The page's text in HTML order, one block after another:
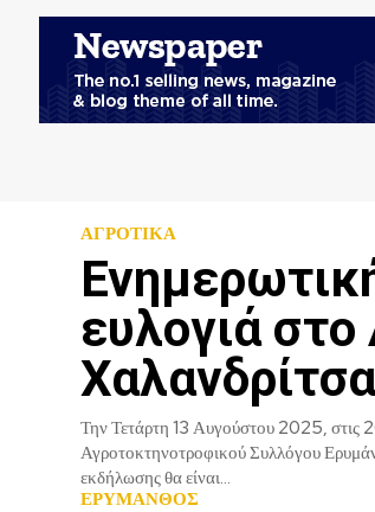
ΑΓΡΟΤΙΚΑ
ευλογιά
Την Τετάρτη 13 Αυγούστου 2025, στις
Αγροτοκτηνοτροφικού Συλλόγου Ερυμάνθου στο
εκδήλωσης θα είναι...
ΕΡΥΜΑΝΘΟΣ